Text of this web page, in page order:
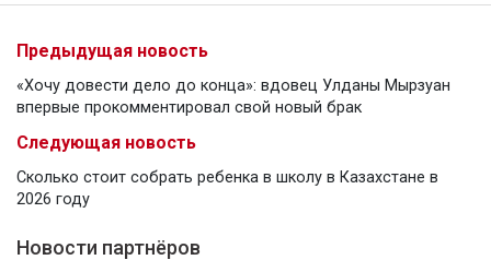
Предыдущая новость
«Хочу довести дело до конца»: вдовец Улданы Мырзуан
впервые прокомментировал свой новый брак
Следующая новость
Сколько стоит собрать ребенка в школу в Казахстане в
2026 году